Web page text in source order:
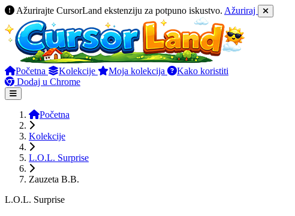
Ažurirajte CursorLand ekstenziju za potpuno iskustvo. Ažuriraj
Početna Kolekcije Moja kolekcija
Kako koristiti
Dodaj u Chrome
Početna
Kolekcije
L.O.L. Surprise
Zauzeta B.B.
L.O.L. Surprise